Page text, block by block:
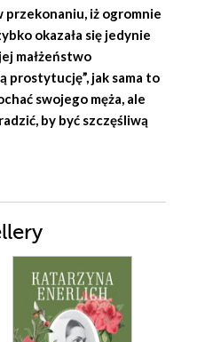
przekonaniu, iż ogromnie
okazała się jedynie
małżeństwo
prostytucję”, jak sama to
swojego męża, ale
by być szczęśliwą